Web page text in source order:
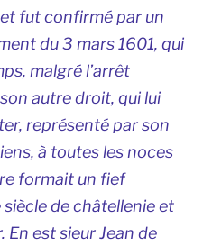
fut confirmé par un
du 3 mars 1601, qui
malgré l’arrêt
autre droit, qui lui
représenté par son
à toutes les noces
formait un fief
de châtellenie et
En est sieur Jean de